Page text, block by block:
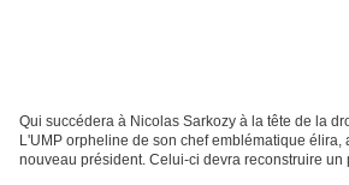
Qui succédera à Nicolas Sarkozy à la tête de la
L'UMP orpheline de son chef emblématique élira,
nouveau président. Celui-ci devra reconstruire un